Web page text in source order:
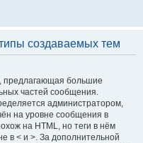
создаваемых тем
предлагающая большие
частей сообщения.
администратором,
на уровне сообщения в
на HTML, но теги в нём
в < и >. За дополнительной